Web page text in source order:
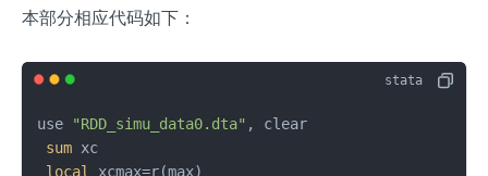
本部分相应代码如下：
use "RDD_simu_data0.dta" , clear
sum xc
local
xcmax=r(max)